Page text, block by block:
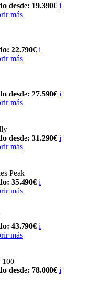
desde: 19.390€ i
más
22.790€ i
más
desde: 27.590€ i
más
desde: 31.290€ i
más
Peak
35.490€ i
más
43.790€ i
más
100
desde: 78.000€ i